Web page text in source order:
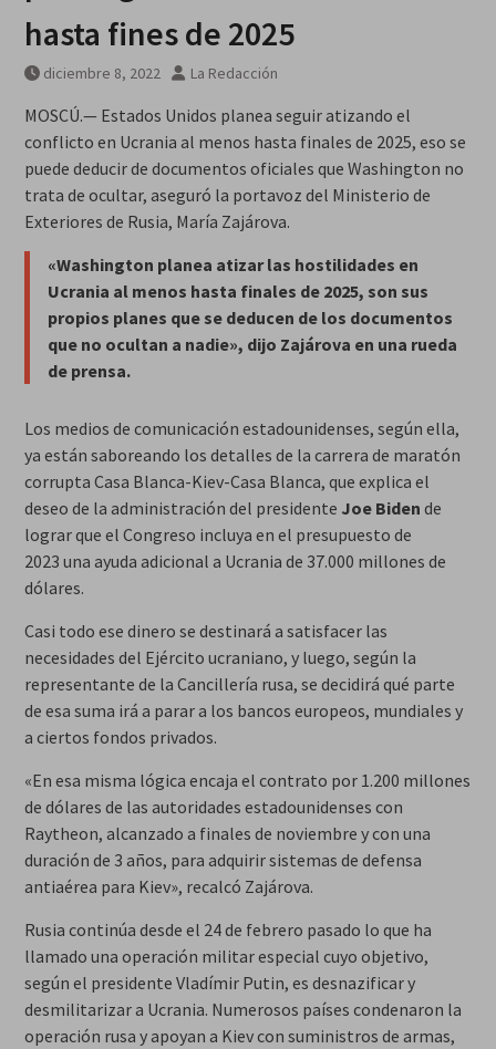
hasta fines de 2025
diciembre 8, 2022 La Redacción
MOSCÚ.— Estados Unidos planea seguir atizando el
conflicto en Ucrania al menos hasta finales de 2025, eso se
puede deducir de documentos oficiales que Washington no
trata de ocultar, aseguró la portavoz del Ministerio de
Exteriores de Rusia, María Zajárova.
«Washington planea atizar las hostilidades en
Ucrania al menos hasta finales de 2025, son sus
propios planes que se deducen de los documentos
que no ocultan a nadie», dijo Zajárova en una rueda
de prensa.
Los medios de comunicación estadounidenses, según ella,
ya están saboreando los detalles de la carrera de maratón
corrupta Casa Blanca-Kiev-Casa Blanca, que explica el
deseo de la administración del presidente Joe Biden de
lograr que el Congreso incluya en el presupuesto de
2023 una ayuda adicional a Ucrania de 37.000 millones de
dólares.
Casi todo ese dinero se destinará a satisfacer las
necesidades del Ejército ucraniano, y luego, según la
representante de la Cancillería rusa, se decidirá qué parte
de esa suma irá a parar a los bancos europeos, mundiales y
a ciertos fondos privados.
«En esa misma lógica encaja el contrato por 1.200 millones
de dólares de las autoridades estadounidenses con
Raytheon, alcanzado a finales de noviembre y con una
duración de 3 años, para adquirir sistemas de defensa
antiaérea para Kiev», recalcó Zajárova.
Rusia continúa desde el 24 de febrero pasado lo que ha
llamado una operación militar especial cuyo objetivo,
según el presidente Vladímir Putin, es desnazificar y
desmilitarizar a Ucrania. Numerosos países condenaron la
operación rusa y apoyan a Kiev con suministros de armas,